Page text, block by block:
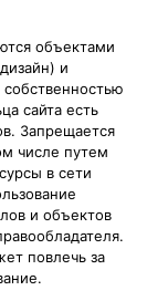
объектами
и
сайта есть
Запрещается
числе путем
в сети
и объектов
повлечь за